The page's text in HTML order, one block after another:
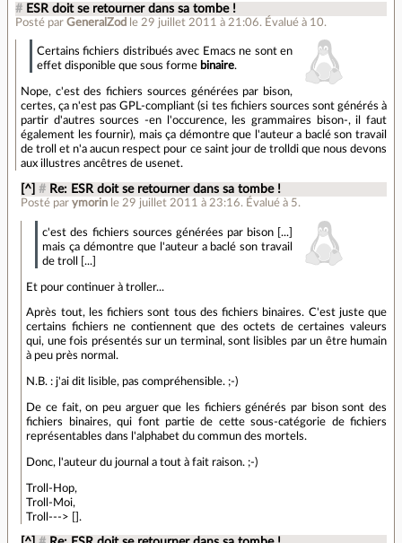
# ESR doit se retourner dans sa tombe !
Posté par GeneralZod le 29 juillet 2011 à 21:06. Évalué à 10.
Certains fichiers distribués avec Emacs ne sont en
effet disponible que sous forme binaire.
Nope, c'est des fichiers sources générées par bison,
certes, ça n'est pas GPL-compliant (si tes fichiers sources sont générés à
partir d'autres sources -en l'occurence, les grammaires bison-, il faut
également les fournir), mais ça démontre que l'auteur a baclé son travail
de troll et n'a aucun respect pour ce saint jour de trolldi que nous devons
aux illustres ancêtres de usenet.
[^] # Re: ESR doit se retourner dans sa tombe !
Posté parymorin le 29 juillet 2011 à 23:16. Évalué à 5.
c'est des fichiers sources générées par bison [...]
mais ça démontre que l'auteur a baclé son travail
de troll [...]
Et pour continuer à troller...
Après tout, les fichiers sont tous des fichiers binaires. C'est juste que
certains fichiers ne contiennent que des octets de certaines valeurs
qui, une fois présentés sur un terminal, sont lisibles par un être humain
à peu près normal.
N.B. : j'ai dit lisible, pas compréhensible. ;-)
De ce fait, on peu arguer que les fichiers générés par bison sont des
fichiers binaires, qui font partie de cette sous-catégorie de fichiers
représentables dans l'alphabet du commun des mortels.
Donc, l'auteur du journal a tout à fait raison. ;-)
Troll-Hop,
Troll-Moi,
Troll---> [].